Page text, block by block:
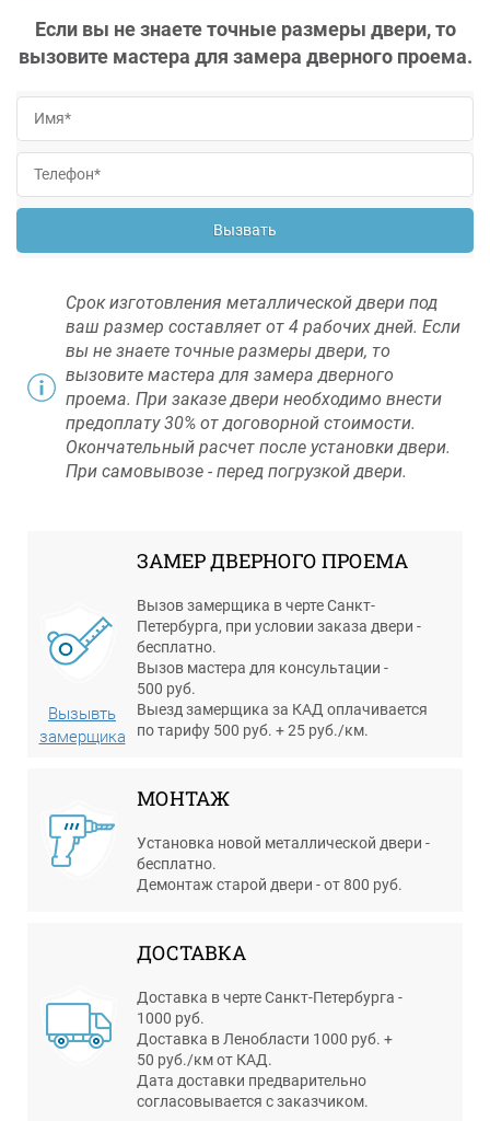
Если вы не знаете точные размеры двери, то
вызовите мастера для замера дверного проема.
Вызвать
Срок изготовления металлической двери под
ваш размер составляет от 4 рабочих дней. Если
вы не знаете точные размеры двери, то
вызовите мастера для замера дверного
проема. При заказе двери необходимо внести
предоплату 30% от договорной стоимости.
Окончательный расчет после установки двери.
При самовывозе - перед погрузкой двери.
Вызывть
замерщика
ЗАМЕР ДВЕРНОГО ПРОЕМА
Вызов замерщика в черте Санкт-
Петербурга, при условии заказа двери -
бесплатно.
Вызов мастера для консультации -
500 руб.
Выезд замерщика за КАД оплачивается
по тарифу 500 руб. + 25 руб./км.
МОНТАЖ
Установка новой металлической двери -
бесплатно.
Демонтаж старой двери - от 800 руб.
ДОСТАВКА
Доставка в черте Санкт-Петербурга -
1000 руб.
Доставка в Ленобласти 1000 руб. +
50 руб./км от КАД.
Дата доставки предварительно
согласовывается с заказчиком.